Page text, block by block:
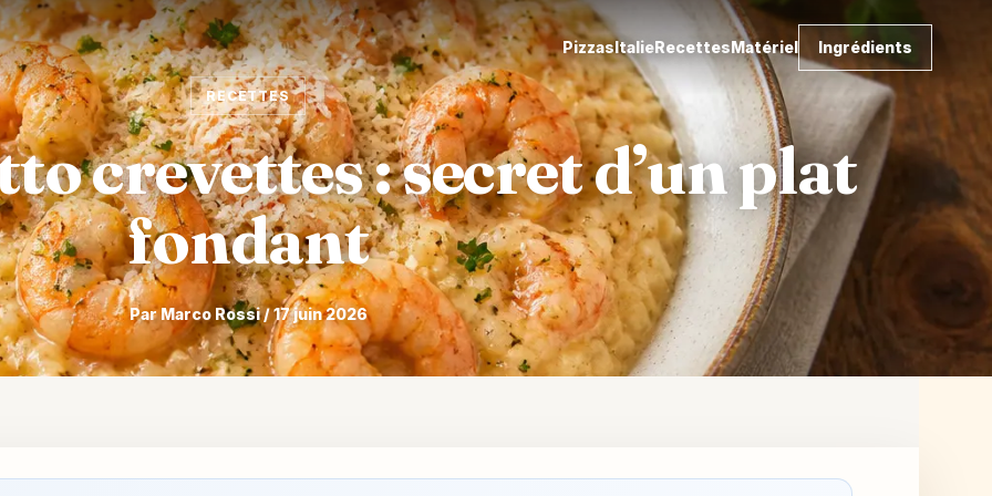
PizzasItalieRecettesMatériel Ingrédients
RECETTES
crevettes : secret d’un plat
fondant
Par Marco Rossi / 17 juin 2026